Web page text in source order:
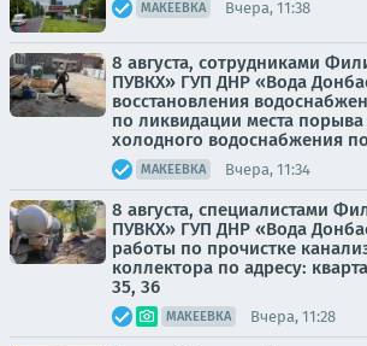
МАКЕЕВКА Вчера, 11:38
8 августа, сотрудниками
ПУВКХ» ГУП ДНР «Вода
восстановления
по ликвидации места
холодного водоснабжения
МАКЕЕВКА Вчера, 11:34
8 августа, специалистами
ПУВКХ» ГУП ДНР «Вода
работы по прочистке
коллектора по адресу:
35, 36
МАКЕЕВКА Вчера, 11:28